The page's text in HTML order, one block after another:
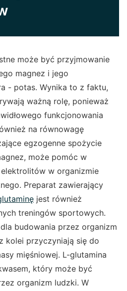
może być przyjmowanie
magnez i jego
- potas. Wynika to z faktu,
ważną rolę, ponieważ
funkcjonowania
na równowagę
egzogenne spożycie
może pomóc w
w organizmie
Preparat zawierający
jest również
treningów sportowych.
budowania przez organizm
kolei przyczyniają się do
mięśniowej. L-glutamina
który może być
organizm ludzki. W